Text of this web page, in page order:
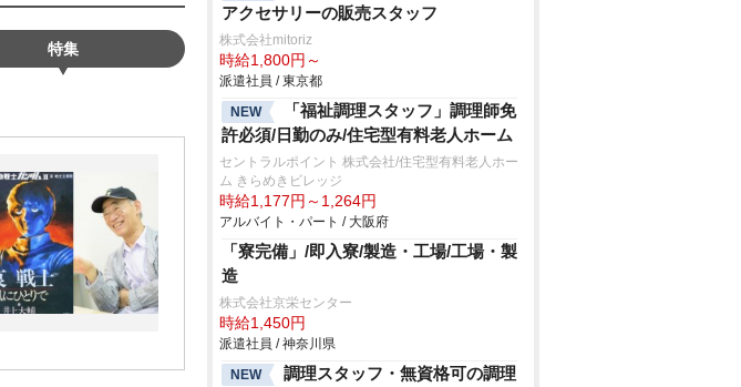
特集
アクセサリーの販売スタッフ
株式会社mitoriz
時給1,800円～
派遣社員 / 東京都
NEW
「福祉調理スタッフ」調理師免
許必須/日勤のみ/住宅型有料老人ホーム
セントラルポイント 株式会社/住宅型有料老人ホー
ム きらめきビレッジ
時給1,177円～1,264円
アルバイト・パート / 大阪府
「寮完備」/即入寮/製造・工場/工場・製
造
株式会社京栄センター
時給1,450円
派遣社員 / 神奈川県
NEW
調理スタッフ・無資格可の調理